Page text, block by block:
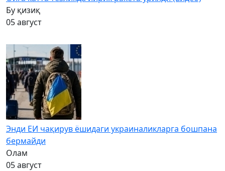
Бу қизиқ
05 август
Энди ЕИ чақирув ёшидаги украиналикларга бошпана
бермайди
Олам
05 август